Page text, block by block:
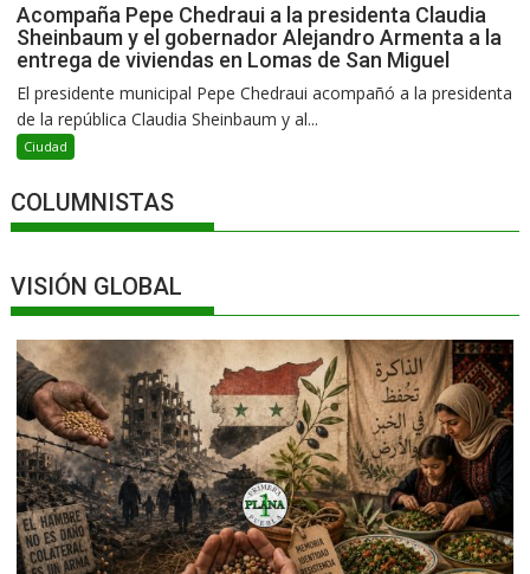
Acompaña Pepe Chedraui a la presidenta Claudia
Sheinbaum y el gobernador Alejandro Armenta a la
entrega de viviendas en Lomas de San Miguel
El presidente municipal Pepe Chedraui acompañó a la presidenta
de la república Claudia Sheinbaum y al...
Ciudad
COLUMNISTAS
VISIÓN GLOBAL